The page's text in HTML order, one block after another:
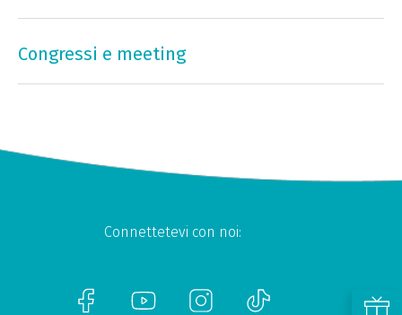
Congressi e meeting
Connettetevi con noi: